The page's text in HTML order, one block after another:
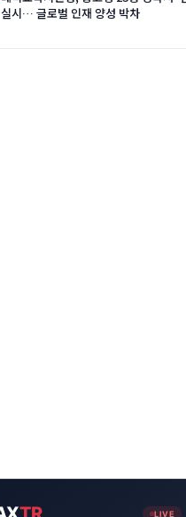
실시… 글로벌 인재 양성 박차